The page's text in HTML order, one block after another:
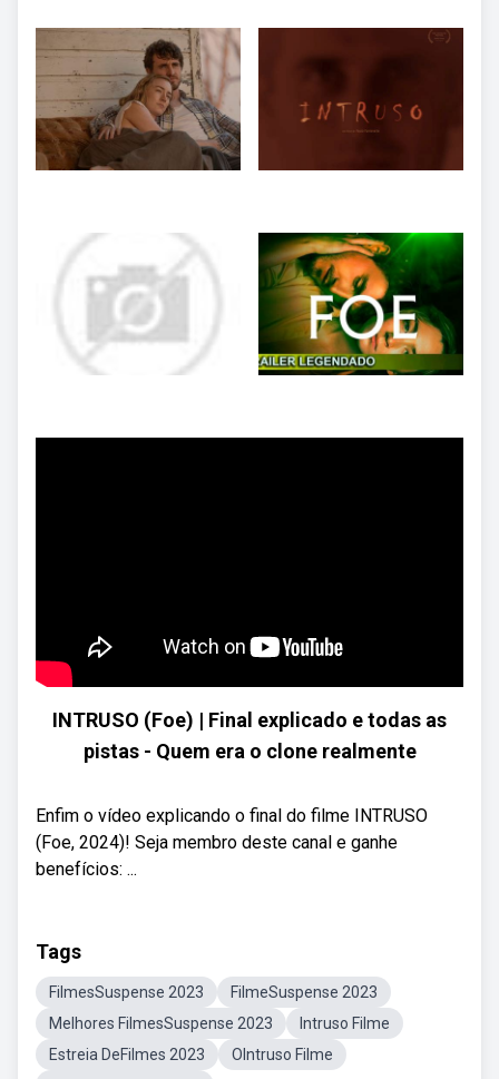
INTRUSO (Foe) | Final explicado e todas as
pistas - Quem era o clone realmente
Enfim o vídeo explicando o final do filme INTRUSO
(Foe, 2024)! Seja membro deste canal e ganhe
benefícios: ...
Tags
FilmesSuspense 2023
FilmeSuspense 2023
Melhores FilmesSuspense 2023
Intruso Filme
Estreia DeFilmes 2023
OIntruso Filme